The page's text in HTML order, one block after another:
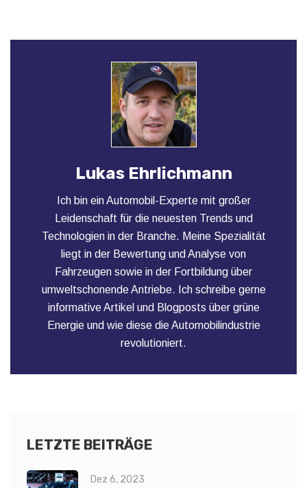
Lukas Ehrlichmann
Ich bin ein Automobil-Experte mit großer
Leidenschaft für die neuesten Trends und
Technologien in der Branche. Meine Spezialität
liegt in der Bewertung und Analyse von
Fahrzeugen sowie in der Fortbildung über
umweltschonende Antriebe. Ich schreibe gerne
informative Artikel und Blogposts über grüne
Energie und wie diese die Automobilindustrie
revolutioniert.
LETZTE BEITRÄGE
Dez 6, 2023